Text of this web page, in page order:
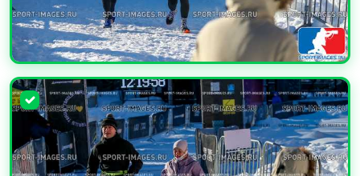
УВЕЛИЧИТЬ